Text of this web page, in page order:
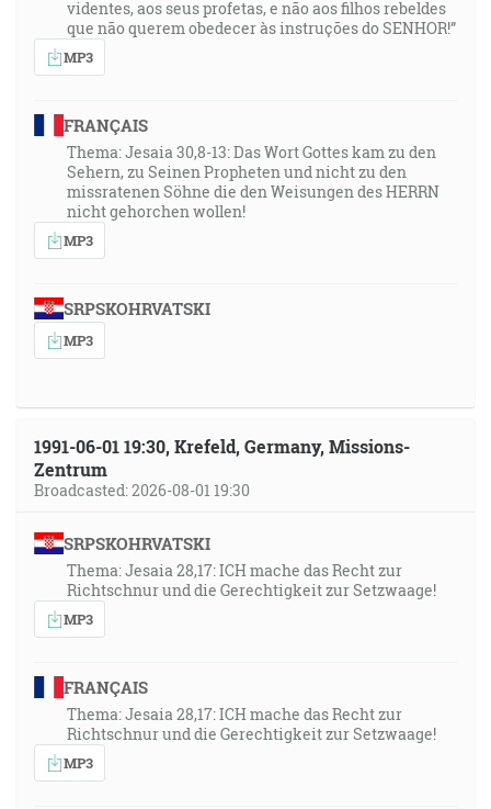
videntes, aos seus profetas, e não aos filhos rebeldes
que não querem obedecer às instruções do SENHOR!”
MP3
FRANÇAIS
Thema: Jesaia 30,8-13: Das Wort Gottes kam zu den
Sehern, zu Seinen Propheten und nicht zu den
missratenen Söhne die den Weisungen des HERRN
nicht gehorchen wollen!
MP3
SRPSKOHRVATSKI
MP3
1991-06-01 19:30, Krefeld, Germany, Missions-
Zentrum
Broadcasted: 2026-08-01 19:30
SRPSKOHRVATSKI
Thema: Jesaia 28,17: ICH mache das Recht zur
Richtschnur und die Gerechtigkeit zur Setzwaage!
MP3
FRANÇAIS
Thema: Jesaia 28,17: ICH mache das Recht zur
Richtschnur und die Gerechtigkeit zur Setzwaage!
MP3